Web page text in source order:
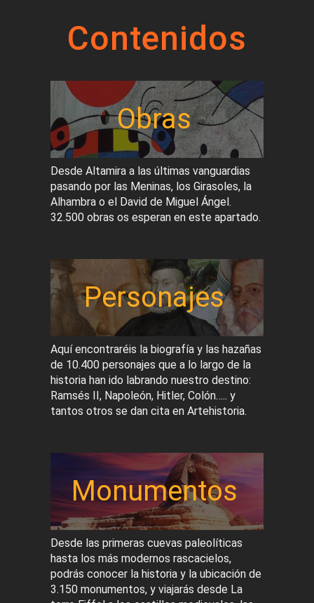
Contenidos
Obras
Desde Altamira a las últimas vanguardias
pasando por las Meninas, los Girasoles, la
Alhambra o el David de Miguel Ángel.
32.500 obras os esperan en este apartado.
Personajes
Aquí encontraréis la biografía y las hazañas
de 10.400 personajes que a lo largo de la
historia han ido labrando nuestro destino:
Ramsés II, Napoleón, Hitler, Colón….. y
tantos otros se dan cita en Artehistoria.
Monumentos
Desde las primeras cuevas paleolíticas
hasta los más modernos rascacielos,
podrás conocer la historia y la ubicación de
3.150 monumentos, y viajarás desde La